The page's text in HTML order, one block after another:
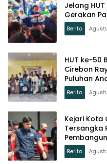
Jelang
Gerakan
Berita
HUT ke-50
Cirebon
Puluhan
Berita
Kejari Kota
Tersangka
Berita